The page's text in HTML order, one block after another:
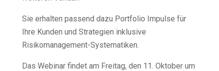
Sie erhalten passend dazu Portfolio Impulse für
Ihre Kunden und Strategien inklusive
Risikomanagement-Systematiken.
Das Webinar findet am Freitag, den 11. Oktober um